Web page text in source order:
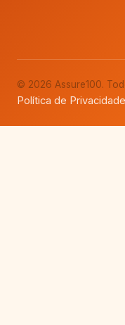
© 2026 Assure100.
Política de Privacidade